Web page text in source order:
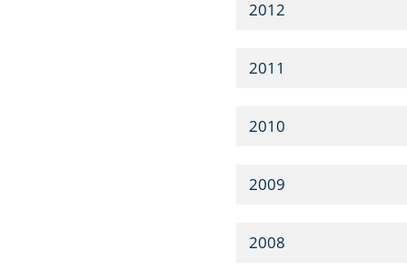
2012
2011
2010
2009
2008